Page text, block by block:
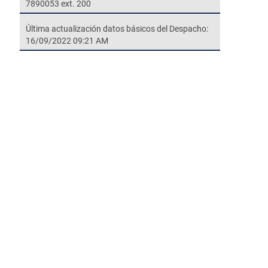
7890053 ext. 200
Última actualización datos básicos del Despacho:
16/09/2022 09:21 AM